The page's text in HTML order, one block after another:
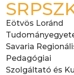
Eötvös Loránd
Savaria
Pedagógiai
Szolgáltató és